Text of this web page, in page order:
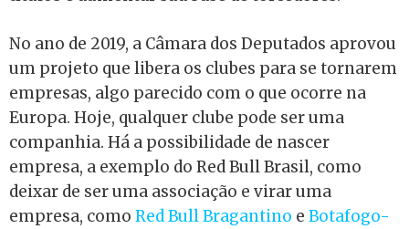
No ano de 2019, a Câmara dos Deputados aprovou
um projeto que libera os clubes para se tornarem
empresas, algo parecido com o que ocorre na
Europa. Hoje, qualquer clube pode ser uma
companhia. Há a possibilidade de nascer
empresa, a exemplo do Red Bull Brasil, como
deixar de ser uma associação e virar uma
empresa, como Red Bull Bragantino e Botafogo-